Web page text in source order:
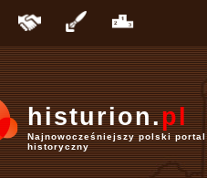
histurion.pl
Najnowocześniejszy polski portal
historyczny